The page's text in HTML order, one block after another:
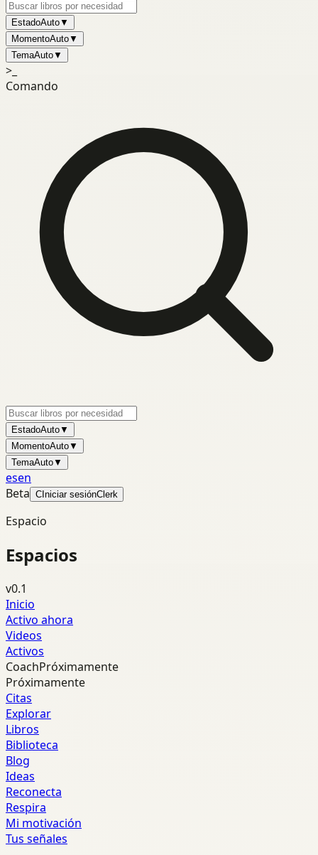
EstadoAuto▼
MomentoAuto▼
TemaAuto▼
>_
Comando
EstadoAuto▼
MomentoAuto▼
TemaAuto▼
esen
Beta C Iniciar sesiónClerk
Espacio
Espacios
v0.1
Inicio
Activo ahora
Videos
Activos
CoachPróximamente
Próximamente
Citas
Explorar
Libros
Biblioteca
Blog
Ideas
Reconecta
Respira
Mi motivación
Tus señales